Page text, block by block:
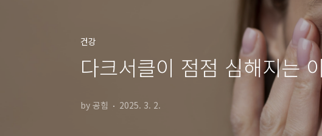
건강
다크서클이 점점 심해지는
by 공힘 2025. 3. 2.